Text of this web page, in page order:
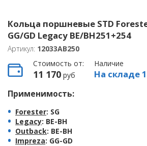
Кольца поршневые STD
GG/GD Legacy BE/BH251+254
Артикул: 12033AB250
Стоимость от:
11 170 руб
Наличие
На складе
Применимость:
Forester: SG
Legacy: BE-BH
Outback: BE-BH
Impreza: GG-GD